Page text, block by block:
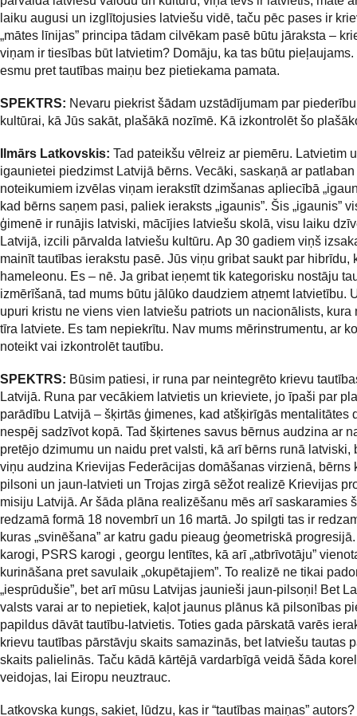
laiku augusi un izglītojusies latviešu vidē, taču pēc pases ir
„mātes līnijas” principa tādam cilvēkam pasē būtu jāraksta –
viņam ir tiesības būt latvietim? Domāju, ka tas būtu pieļaujams.
esmu pret tautības maiņu bez pietiekama pamata.
SPEKTRS: Nevaru piekrist šādam uzstādījumam par
kultūrai, kā Jūs sakāt, plašākā nozīmē. Kā izkontrolēt šo
Ilmārs Latkovskis: Tad pateikšu vēlreiz ar piemēru. Latvietim
igaunietei piedzimst Latvijā bērns. Vecāki, saskaņā ar
noteikumiem izvēlas viņam ierakstīt dzimšanas apliecībā
kad bērns saņem pasi, paliek ieraksts „igaunis”. Šis „igaunis”
ģimenē ir runājis latviski, mācījies latviešu skolā, visu laiku
Latvijā, izcili pārvalda latviešu kultūru. Ap 30 gadiem viņš
mainīt tautības ierakstu pasē. Jūs viņu gribat saukt par hibrīdu,
hameleonu. Es – nē. Ja gribat ieņemt tik kategorisku nostāju
izmērīšanā, tad mums būtu jālūko daudziem atņemt latvietību.
upuri kristu ne viens vien latviešu patriots un nacionālists, kura
tīra latviete. Es tam nepiekrītu. Nav mums mērinstrumentu, ar
noteikt vai izkontrolēt tautību.
SPEKTRS: Būsim patiesi, ir runa par neintegrēto krievu
Latvijā. Runa par vecākiem latvietis un krieviete, jo īpaši par
parādību Latvijā – šķirtās ģimenes, kad atšķirīgās mentalitātes
nespēj sadzīvot kopā. Tad šķirtenes savus bērnus audzina ar
pretējo dzimumu un naidu pret valsti, kā arī bērns runā latviski,
viņu audzina Krievijas Federācijas domāšanas virzienā, bērns
pilsoni un jaun-latvieti un Trojas zirgā sēžot realizē Krievijas
misiju Latvijā. Ar šāda plāna realizēšanu mēs arī saskaramies
redzamā formā 18 novembrī un 16 martā. Jo spilgti tas ir
kuras „svinēšana” ar katru gadu pieaug ģeometriskā
karogi, PSRS karogi , georgu lentītes, kā arī „atbrīvotāju”
kurināšana pret savulaik „okupētajiem”. To realizē ne tikai
„iesprūdušie”, bet arī mūsu Latvijas jaunieši jaun-pilsoņi! Bet
valsts varai ar to nepietiek, kaļot jaunus plānus kā pilsonības
papildus dāvāt tautību-latvietis. Toties gada pārskatā varēs
krievu tautības pārstāvju skaits samazinās, bet latviešu tautas
skaits palielinās. Taču kādā kārtējā vardarbīgā veidā šāda
veidojas, lai Eiropu neuztrauc.
Latkovska kungs, sakiet, lūdzu, kas ir “tautības maiņas”